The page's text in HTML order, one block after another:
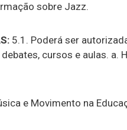
sobre Jazz.
5.1. Poderá ser
cursos e aulas. a.
e Movimento na